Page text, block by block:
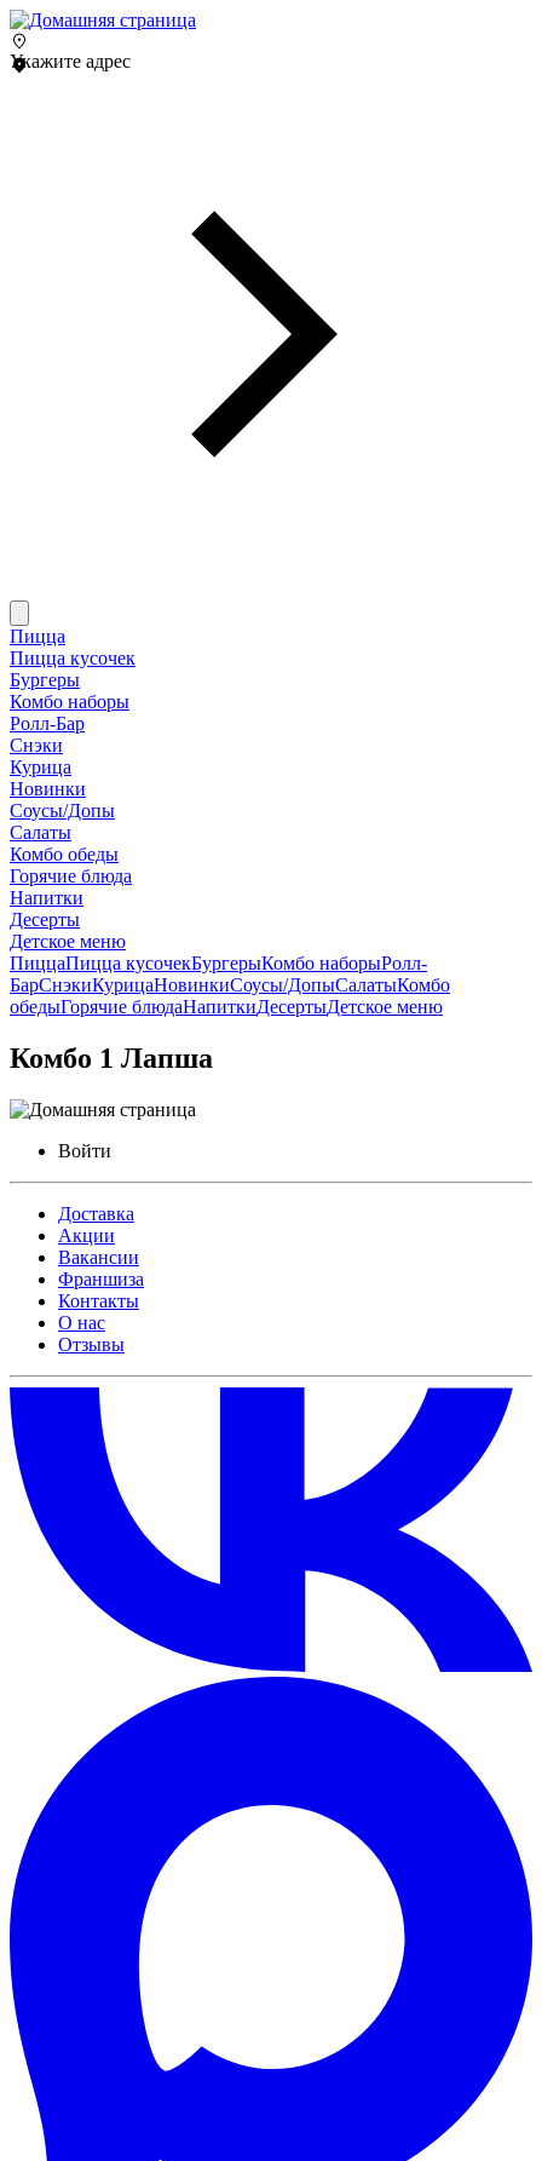
Укажите адрес
Пицца
Пицца кусочек
Бургеры
Комбо наборы
Ролл-Бар
Снэки
Курица
Новинки
Соусы/Допы
Салаты
Комбо обеды
Горячие блюда
Напитки
Десерты
Детское меню
ПиццаПицца кусочекБургерыКомбо наборыРолл-
БарСнэкиКурицаНовинкиСоусы/ДопыСалатыКомбо
обедыГорячие блюдаНапиткиДесертыДетское меню
Комбо 1 Лапша
Войти
Доставка
Акции
Вакансии
Франшиза
Контакты
О нас
Отзывы